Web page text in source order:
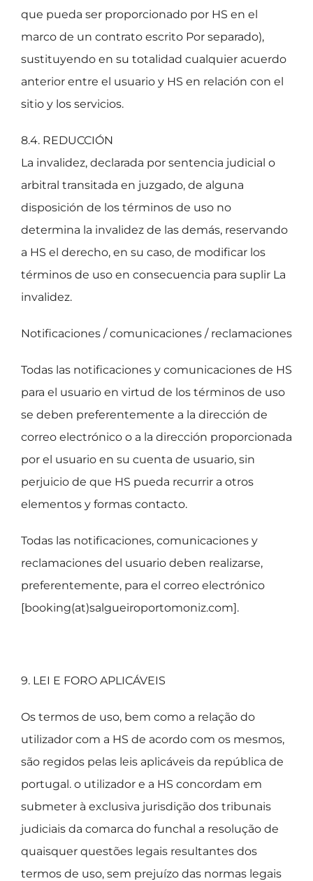
que pueda ser proporcionado por HS en el
marco de un contrato escrito Por separado),
sustituyendo en su totalidad cualquier acuerdo
anterior entre el usuario y HS en relación con el
sitio y los servicios.
8.4. REDUCCIÓN
La invalidez, declarada por sentencia judicial o
arbitral transitada en juzgado, de alguna
disposición de los términos de uso no
determina la invalidez de las demás, reservando
a HS el derecho, en su caso, de modificar los
términos de uso en consecuencia para suplir La
invalidez.
Notificaciones / comunicaciones / reclamaciones
Todas las notificaciones y comunicaciones de HS
para el usuario en virtud de los términos de uso
se deben preferentemente a la dirección de
correo electrónico o a la dirección proporcionada
por el usuario en su cuenta de usuario, sin
perjuicio de que HS pueda recurrir a otros
elementos y formas contacto.
Todas las notificaciones, comunicaciones y
reclamaciones del usuario deben realizarse,
preferentemente, para el correo electrónico
[booking(at)salgueiroportomoniz.com].
9. LEI E FORO APLICÁVEIS
Os termos de uso, bem como a relação do
utilizador com a HS de acordo com os mesmos,
são regidos pelas leis aplicáveis da república de
portugal. o utilizador e a HS concordam em
submeter à exclusiva jurisdição dos tribunais
judiciais da comarca do funchal a resolução de
quaisquer questões legais resultantes dos
termos de uso, sem prejuízo das normas legais